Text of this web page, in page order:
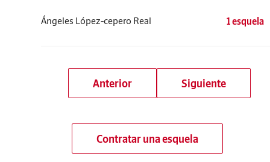
Ángeles López-cepero Real 1 esquela
Anterior Siguiente
Contratar una esquela